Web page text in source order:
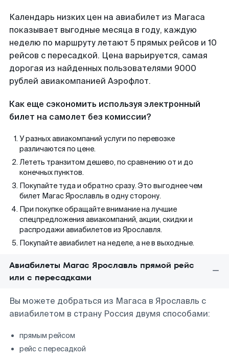
Календарь низких цен на авиабилет из Магаса
показывает выгодные месяца в году, каждую
неделю по маршруту летают 5 прямых рейсов и 10
рейсов с пересадкой. Цена варьируется, самая
дорогая из найденных пользователями 9000
рублей авиакомпанией Аэрофлот.
Как еще сэкономить используя электронный
билет на самолет без комиссии?
У разных авиакомпаний услуги по перевозке
различаются по цене.
Лететь транзитом дешево, по сравнению от и до
конечных пунктов.
Покупайте туда и обратно сразу. Это выгоднее чем
билет Магас Ярославль в одну сторону.
При покупке обращайте внимание на лучшие
спецпредложения авиакомпаний, акции, скидки и
распродажи авиабилетов из Ярославля.
Покупайте авиабилет на неделе, а не в выходные.
Авиабилеты Магас Ярославль прямой рейс
или с пересадками
Вы можете добраться из Магаса в Ярославль с
авиабилетом в страну Россия двумя способами:
прямым рейсом
рейс с пересадкой